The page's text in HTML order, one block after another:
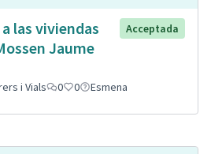
las viviendas
Jaume
Acceptada
i Vials 0 0 Esmena